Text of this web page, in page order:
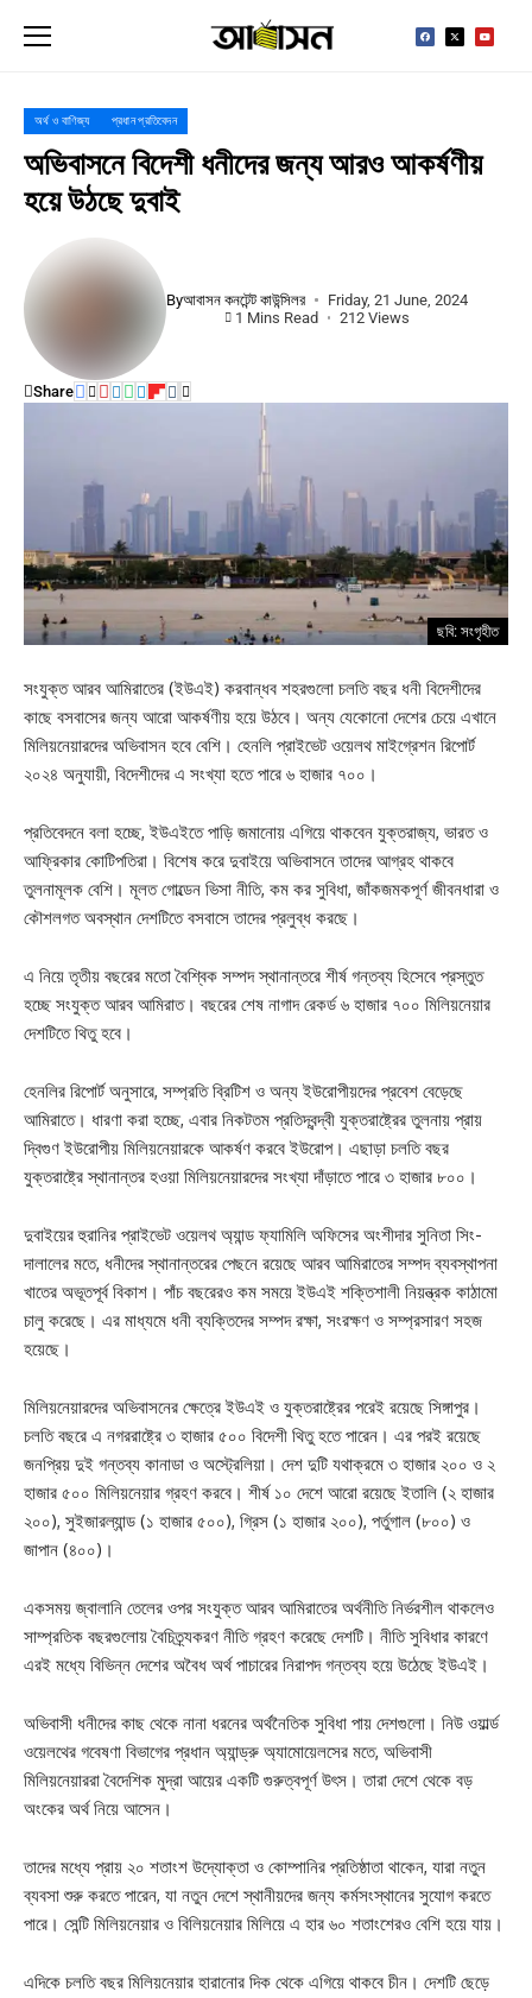
অর্থ ও বাণিজ্য প্রধান প্রতিবেদন
অভিবাসনে বিদেশী ধনীদের জন্য আরও আকর্ষণীয়
হয়ে উঠছে দুবাই
Byআবাসন কনটেন্ট কাউন্সিলর
Friday, 21 June, 2024
1 Mins Read
212 Views
Share
ছবি: সংগৃহীত
সংযুক্ত আরব আমিরাতের (ইউএই) করবান্ধব শহরগুলো চলতি বছর ধনী বিদেশীদের
কাছে বসবাসের জন্য আরো আকর্ষণীয় হয়ে উঠবে। অন্য যেকোনো দেশের চেয়ে এখানে
মিলিয়নেয়ারদের অভিবাসন হবে বেশি। হেনলি প্রাইভেট ওয়েলথ মাইগ্রেশন রিপোর্ট
২০২৪ অনুযায়ী, বিদেশীদের এ সংখ্যা হতে পারে ৬ হাজার ৭০০।
প্রতিবেদনে বলা হচ্ছে, ইউএইতে পাড়ি জমানোয় এগিয়ে থাকবেন যুক্তরাজ্য, ভারত ও
আফ্রিকার কোটিপতিরা। বিশেষ করে দুবাইয়ে অভিবাসনে তাদের আগ্রহ থাকবে
তুলনামূলক বেশি। মূলত গোল্ডেন ভিসা নীতি, কম কর সুবিধা, জাঁকজমকপূর্ণ জীবনধারা ও
কৌশলগত অবস্থান দেশটিতে বসবাসে তাদের প্রলুব্ধ করছে।
এ নিয়ে তৃতীয় বছরের মতো বৈশ্বিক সম্পদ স্থানান্তরে শীর্ষ গন্তব্য হিসেবে প্রস্তুত
হচ্ছে সংযুক্ত আরব আমিরাত। বছরের শেষ নাগাদ রেকর্ড ৬ হাজার ৭০০ মিলিয়নেয়ার
দেশটিতে থিতু হবে।
হেনলির রিপোর্ট অনুসারে, সম্প্রতি ব্রিটিশ ও অন্য ইউরোপীয়দের প্রবেশ বেড়েছে
আমিরাতে। ধারণা করা হচ্ছে, এবার নিকটতম প্রতিদ্বন্দ্বী যুক্তরাষ্ট্রের তুলনায় প্রায়
দ্বিগুণ ইউরোপীয় মিলিয়নেয়ারকে আকর্ষণ করবে ইউরোপ। এছাড়া চলতি বছর
যুক্তরাষ্ট্রে স্থানান্তর হওয়া মিলিয়নেয়ারদের সংখ্যা দাঁড়াতে পারে ৩ হাজার ৮০০।
দুবাইয়ের হুরানির প্রাইভেট ওয়েলথ অ্যান্ড ফ্যামিলি অফিসের অংশীদার সুনিতা সিং-
দালালের মতে, ধনীদের স্থানান্তরের পেছনে রয়েছে আরব আমিরাতের সম্পদ ব্যবস্থাপনা
খাতের অভূতপূর্ব বিকাশ। পাঁচ বছরেরও কম সময়ে ইউএই শক্তিশালী নিয়ন্ত্রক কাঠামো
চালু করেছে। এর মাধ্যমে ধনী ব্যক্তিদের সম্পদ রক্ষা, সংরক্ষণ ও সম্প্রসারণ সহজ
হয়েছে।
মিলিয়নেয়ারদের অভিবাসনের ক্ষেত্রে ইউএই ও যুক্তরাষ্ট্রের পরেই রয়েছে সিঙ্গাপুর।
চলতি বছরে এ নগররাষ্ট্রে ৩ হাজার ৫০০ বিদেশী থিতু হতে পারেন। এর পরই রয়েছে
জনপ্রিয় দুই গন্তব্য কানাডা ও অস্ট্রেলিয়া। দেশ দুটি যথাক্রমে ৩ হাজার ২০০ ও ২
হাজার ৫০০ মিলিয়নেয়ার গ্রহণ করবে। শীর্ষ ১০ দেশে আরো রয়েছে ইতালি (২ হাজার
২০০), সুইজারল্যান্ড (১ হাজার ৫০০), গ্রিস (১ হাজার ২০০), পর্তুগাল (৮০০) ও
জাপান (৪০০)।
একসময় জ্বালানি তেলের ওপর সংযুক্ত আরব আমিরাতের অর্থনীতি নির্ভরশীল থাকলেও
সাম্প্রতিক বছরগুলোয় বৈচিত্র্যকরণ নীতি গ্রহণ করেছে দেশটি। নীতি সুবিধার কারণে
এরই মধ্যে বিভিন্ন দেশের অবৈধ অর্থ পাচারের নিরাপদ গন্তব্য হয়ে উঠেছে ইউএই।
অভিবাসী ধনীদের কাছ থেকে নানা ধরনের অর্থনৈতিক সুবিধা পায় দেশগুলো। নিউ ওয়ার্ল্ড
ওয়েলথের গবেষণা বিভাগের প্রধান অ্যান্ড্রু অ্যামোয়েলসের মতে, অভিবাসী
মিলিয়নেয়াররা বৈদেশিক মুদ্রা আয়ের একটি গুরুত্বপূর্ণ উৎস। তারা দেশে থেকে বড়
অংকের অর্থ নিয়ে আসেন।
তাদের মধ্যে প্রায় ২০ শতাংশ উদ্যোক্তা ও কোম্পানির প্রতিষ্ঠাতা থাকেন, যারা নতুন
ব্যবসা শুরু করতে পারেন, যা নতুন দেশে স্থানীয়দের জন্য কর্মসংস্থানের সুযোগ করতে
পারে। সেন্টি মিলিয়নেয়ার ও বিলিয়নেয়ার মিলিয়ে এ হার ৬০ শতাংশেরও বেশি হয়ে যায়।
এদিকে চলতি বছর মিলিয়নেয়ার হারানোর দিক থেকে এগিয়ে থাকবে চীন। দেশটি ছেড়ে